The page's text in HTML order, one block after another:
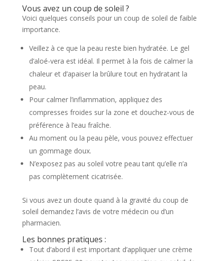
Vous avez un coup de soleil ?
Voici quelques conseils pour un coup de soleil de faible
importance.
Veillez à ce que la peau reste bien hydratée. Le gel
d’aloé-vera est idéal. Il permet à la fois de calmer la
chaleur et d’apaiser la brûlure tout en hydratant la
peau.
Pour calmer l’inflammation, appliquez des
compresses froides sur la zone et douchez-vous de
préférence à l’eau fraîche.
Au moment ou la peau pèle, vous pouvez effectuer
un gommage doux.
N’exposez pas au soleil votre peau tant qu’elle n’a
pas complètement cicatrisée.
Si vous avez un doute quand à la gravité du coup de
soleil demandez l’avis de votre médecin ou d’un
pharmacien.
Les bonnes pratiques :
Tout d’abord il est important d’appliquer une crème